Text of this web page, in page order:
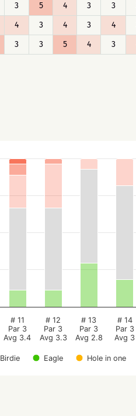
3 5 4 3 3
4 3 4 3 4
3 3 5 4 3
Birdie Eagle Hole in one
# 11
Par 3
Avg 3.4
# 12
Par 3
Avg 3.3
# 13
Par 3
Avg 2.8
# 14
Par 3
Avg 3